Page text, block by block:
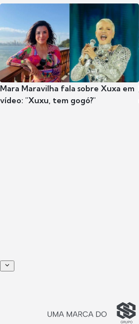
Mara Maravilha fala sobre Xuxa em
vídeo: "Xuxu, tem gogó?"